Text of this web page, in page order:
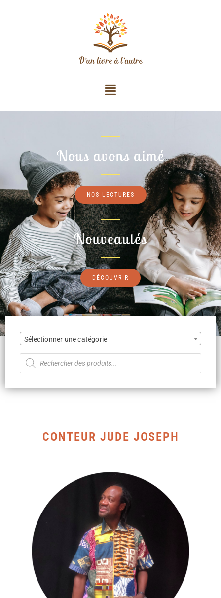
Nous avons aimé
NOS LECTURES
Nouveautés
DÉCOUVRIR
Sélectionner une catégorie
CONTEUR JUDE JOSEPH